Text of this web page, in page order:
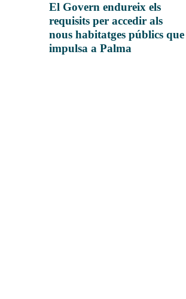
El Govern endureix els
requisits per accedir als
nous habitatges públics que
impulsa a Palma